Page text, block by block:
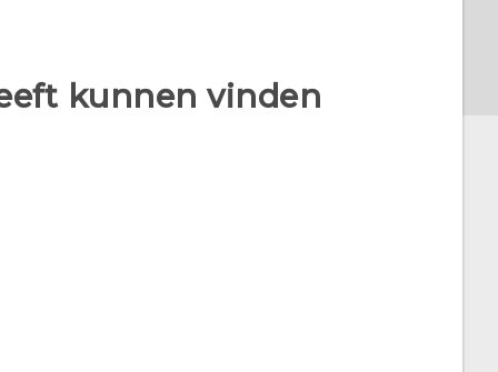
kunnen vinden